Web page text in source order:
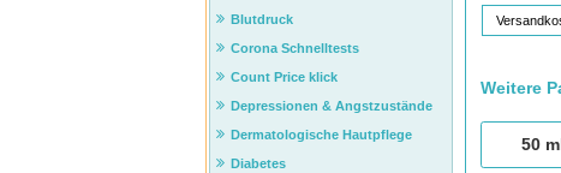
Weitere
50ml
Blutdruck
Corona Schnelltests
Count Price klick
Depressionen & Angstzustände
Dermatologische Hautpflege
Diabetes